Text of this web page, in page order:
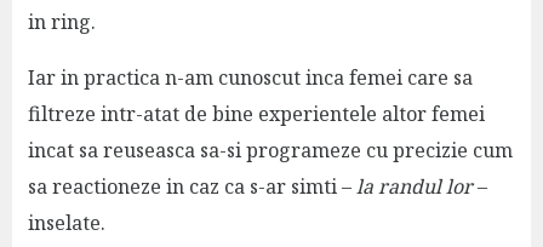
in ring.
Iar in practica n-am cunoscut inca femei care sa
filtreze intr-atat de bine experientele altor femei
incat sa reuseasca sa-si programeze cu precizie cum
sa reactioneze in caz ca s-ar simti –la randul lor–
inselate.